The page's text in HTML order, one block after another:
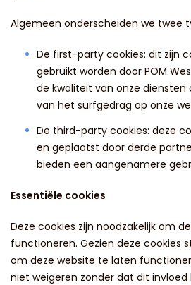
Algemeen onderscheiden we twee
De first-party cookies: dit zijn
gebruikt worden door POM
de kwaliteit van onze diensten
van het surfgedrag op onze
De third-party cookies: deze
en geplaatst door derde
bieden een aangenamere
Essentiële cookies
Deze cookies zijn noodzakelijk om
functioneren. Gezien deze cookies
om deze website te laten
niet weigeren zonder dat dit